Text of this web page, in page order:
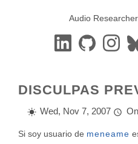
Audio
DISCULPAS
Wed, Nov 7, 2007
Si soy usuario de meneame